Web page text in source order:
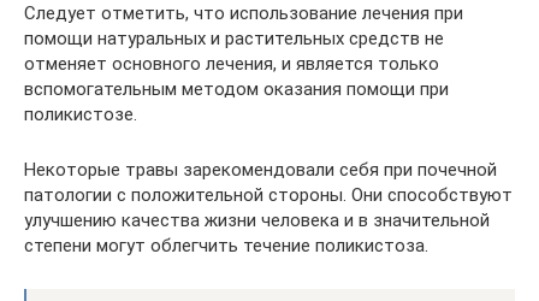
Следует отметить, что использование лечения при
помощи натуральных и растительных средств не
отменяет основного лечения, и является только
вспомогательным методом оказания помощи при
поликистозе.
Некоторые травы зарекомендовали себя при почечной
патологии с положительной стороны. Они способствуют
улучшению качества жизни человека и в значительной
степени могут облегчить течение поликистоза.